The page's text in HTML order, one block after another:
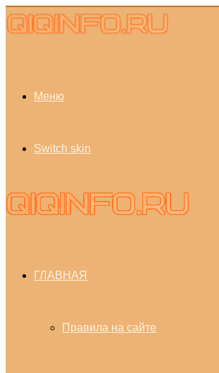
Меню
Switch skin
ГЛАВНАЯ
Правила на сайте